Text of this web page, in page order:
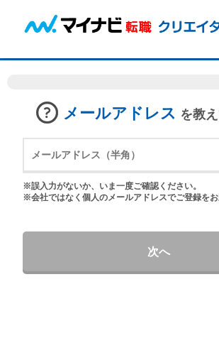
メールアドレス を教
※誤入力がないか、いま一度ご確認ください。
※会社ではなく個人のメールアドレスでご登録をお
次へ